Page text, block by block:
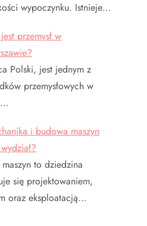
wypoczynku. Istnieje…
przemysł w
Polski, jest jednym z
przemysłowych w
i budowa maszyn
to dziedzina
się projektowaniem,
oraz eksploatacją…